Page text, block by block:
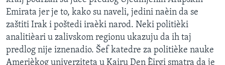
Emirata jer je to, kako su naveli, jedini naèin da se
zaštiti Irak i poštedi iraèki narod. Neki politièki
analitièari u zalivskom regionu ukazuju da ih taj
predlog nije iznenadio. Šef katedre za politièke nauke
Amerièkog univerziteta u Kairu Den Èirgi smatra da je